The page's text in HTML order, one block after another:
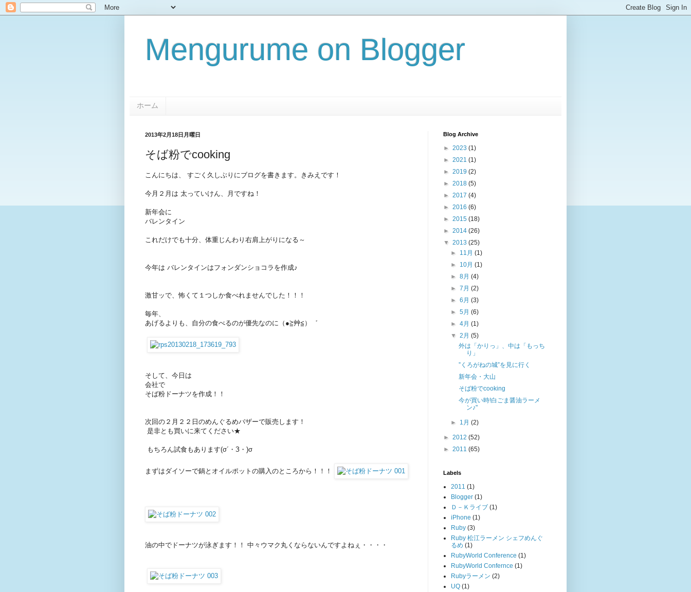
Mengurume on Blogger
ホーム
2013年2月18日月曜日
そば粉でcooking
こんにちは、 すごく久しぶりにブログを書きます。きみえです！
今月２月は 太っていけん、月ですね！
新年会に
バレンタイン
これだけでも十分、体重じんわり右肩上がりになる～
今年は バレンタインはフォンダンショコラを作成♪
激甘ッで、怖くて１つしか食べれませんでした！！！
毎年、
あげるよりも、自分の食べるのが優先なのに（●≧艸≦）゛
そして、今日は
会社で
そば粉ドーナツを作成！！
次回の２月２２日のめんぐるめバザーで販売します！
是非とも買いに来てください★
もちろん試食もあります(σ´・З・)σ
まずはダイソーで鍋とオイルポットの購入のところから！！！
油の中でドーナツが泳ぎます！！ 中々ウマク丸くならないんですよねぇ・・・・
Blog Archive
► 2023 (1)
► 2021 (1)
► 2019 (2)
► 2018 (5)
► 2017 (4)
► 2016 (6)
► 2015 (18)
► 2014 (26)
▼ 2013 (25)
► 11月(1)
► 10月(1)
►8月(4)
►7月(2)
►6月(3)
►5月(6)
►4月(1)
▼2月(5)
外は「かりっ」、中は「もっち
り」
”くろがねの城”を見に行く
新年会・大山
そば粉でcooking
今が買い時!白ごま醤油ラーメ
ン♪"
► 1月(2)
► 2012 (52)
► 2011 (65)
Labels
2011 (1)
Blogger (1)
Ｄ－Ｋライブ (1)
iPhone (1)
Ruby (3)
Ruby 松江ラーメン シェフめんぐ
るめ (1)
RubyWorld Conference (1)
RubyWorld Confernce (1)
Rubyラーメン (2)
UQ (1)